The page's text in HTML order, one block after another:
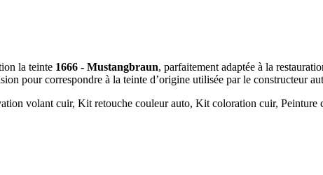
la teinte 1666 - Mustangbraun, parfaitement adaptée à la
pour correspondre à la teinte d’origine utilisée par le constructeur
volant cuir, Kit retouche couleur auto, Kit coloration cuir,